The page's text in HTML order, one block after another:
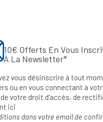
10€ Offerts En Vous
À La Newsletter*
vous désinscrire à tout
ou en vous connectant à
de votre droit d'accès, de
ici
dans votre email de